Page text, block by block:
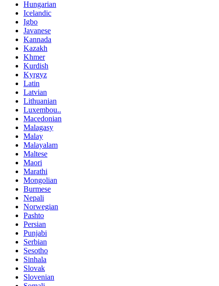
Hungarian
Icelandic
Igbo
Javanese
Kannada
Kazakh
Khmer
Kurdish
Kyrgyz
Latin
Latvian
Lithuanian
Luxembou..
Macedonian
Malagasy
Malay
Malayalam
Maltese
Maori
Marathi
Mongolian
Burmese
Nepali
Norwegian
Pashto
Persian
Punjabi
Serbian
Sesotho
Sinhala
Slovak
Slovenian